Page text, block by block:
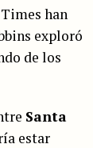
han
exploró
de los
Santa
estar